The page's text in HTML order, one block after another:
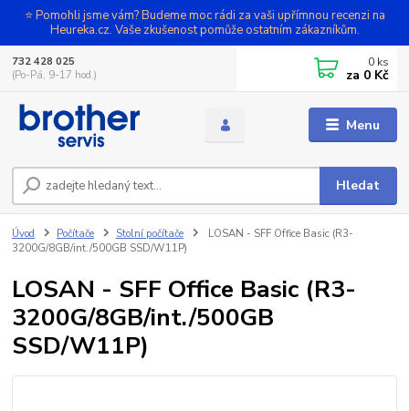
⭐ Pomohli jsme vám? Budeme moc rádi za vaši upřímnou recenzi na
Heureka.cz. Vaše zkušenost pomůže ostatním zákazníkům.
Menu
Hledat
732 428 025
(Po-Pá, 9-17 hod.)
0 ks
za 0 Kč
Úvod Počítače Stolní počítače
LOSAN - SFF Office Basic (R3-
3200G/8GB/int./500GB SSD/W11P)
LOSAN - SFF Office Basic (R3-
3200G/8GB/int./500GB
SSD/W11P)